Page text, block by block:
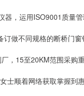
器，运用ISO9001质量
做不同规格的断桥门窗
，15至20KM范围采购
士顺着网络获取掌握到